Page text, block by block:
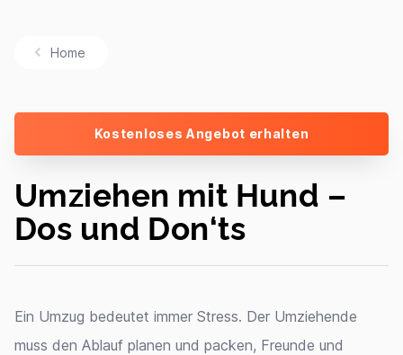
Home
Kostenloses Angebot erhalten
Umziehen mit Hund –
Dos und Don‘ts
Ein Umzug bedeutet immer Stress. Der Umziehende
muss den Ablauf planen und packen, Freunde und